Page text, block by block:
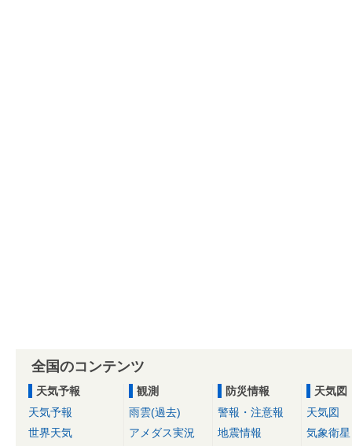
全国のコンテンツ
天気予報
天気予報
世界天気
観測
雨雲(過去)
アメダス実況
防災情報
警報・注意報
地震情報
天気図
天気図
気象衛星